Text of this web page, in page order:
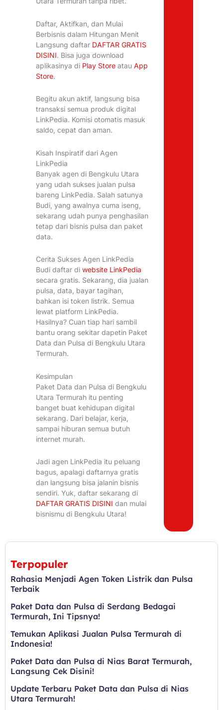
Daftar, Aktifkan, dan Mulai
Berbisnis dalam Hitungan Menit
Langsung daftar DAFTAR GRATIS
DISINI. Bisa juga download
aplikasinya di Play Store atauApp
Store.
Begitu akun aktif, langsung bisa
transaksi semua produk digital
LinkPedia. Komisi otomatis masuk
saldo, cepat dan aman.
Kisah Inspiratif dari Agen
LinkPedia
Banyak agen di Bengkulu Utara
yang udah sukses jualan pulsa
bareng LinkPedia. Salah satunya
Budi, yang awalnya cuma iseng,
sekarang udah punya penghasilan
tetap dari bisnis pulsa dan paket
data.
Cerita Sukses Agen LinkPedia
Budi daftar diwebsite LinkPedia
secara gratis. Sekarang, dia jualan
pulsa, data, bayar tagihan,
bahkan isi token listrik. Semua
lewat platform LinkPedia.
Hasilnya? Cuan tiap hari sambil
bantu orang sekitar dapetin Paket
Data dan Pulsa di Bengkulu Utara
Termurah.
Kesimpulan
Paket Data dan Pulsa di Bengkulu
Utara Termurah itu penting
banget buat kehidupan digital
sekarang. Dari belajar, kerja,
sampai hiburan semua butuh
internet murah.
Jadi agen LinkPedia itu peluang
bagus, apalagi daftarnya gratis
dan langsung bisa jalanin bisnis
sendiri. Yuk, daftar sekarang di
DAFTAR GRATIS DISINI dan mulai
bisnismu di Bengkulu Utara!
Terpopuler
Rahasia Menjadi Agen Token Listrik dan Pulsa
Terbaik
Paket Data dan Pulsa di Serdang Bedagai
Termurah, Ini Tipsnya!
Temukan Aplikasi Jualan Pulsa Termurah di
Indonesia!
Paket Data dan Pulsa di Nias Barat Termurah,
Langsung Cek Disini!
Update Terbaru Paket Data dan Pulsa di Nias
Utara Termurah!